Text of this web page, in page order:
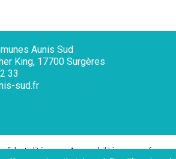
Aunis Sud
King, 17700 Surgères
33
sud.fr
Accessibilité : non conforme